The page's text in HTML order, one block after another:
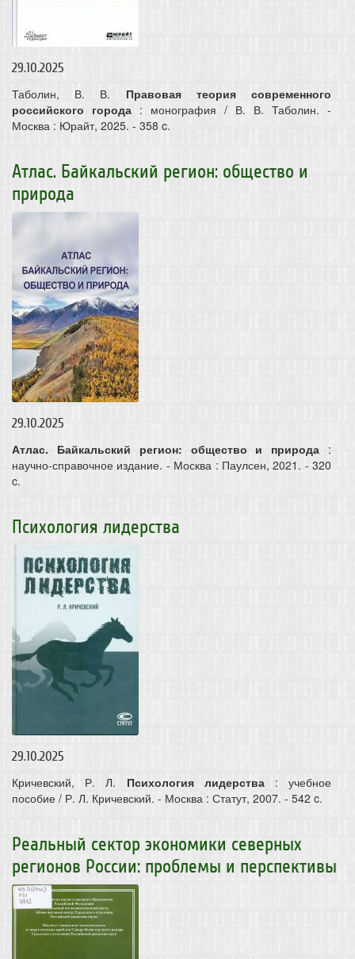
29.10.2025
Таболин, В. В. Правовая теория современного
российского города : монография / В. В. Таболин. -
Москва : Юрайт, 2025. - 358 c.
Атлас. Байкальский регион: общество и
природа
29.10.2025
Атлас. Байкальский регион: общество и природа :
научно-справочное издание. - Москва : Паулсен, 2021. - 320
c.
Психология лидерства
29.10.2025
Кричевский, Р. Л. Психология лидерства: учебное
пособие / Р. Л. Кричевский. - Москва : Статут, 2007. - 542 c.
Реальный сектор экономики северных
регионов России: проблемы и перспективы